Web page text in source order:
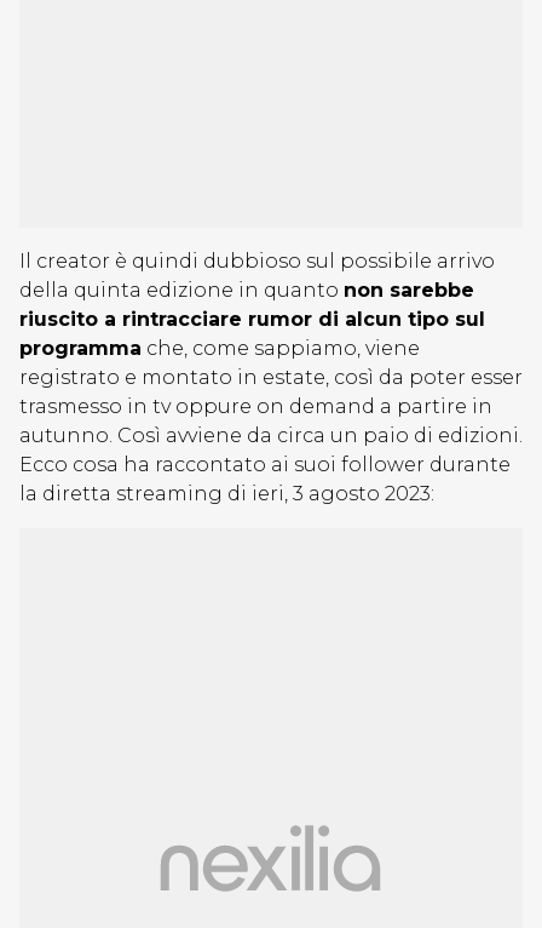
Il creator è quindi dubbioso sul possibile arrivo
della quinta edizione in quanto non sarebbe
riuscito a rintracciare rumor di alcun tipo sul
programma che, come sappiamo, viene
registrato e montato in estate, così da poter esser
trasmesso in tv oppure on demand a partire in
autunno. Così avviene da circa un paio di edizioni.
Ecco cosa ha raccontato ai suoi follower durante
la diretta streaming di ieri, 3 agosto 2023: